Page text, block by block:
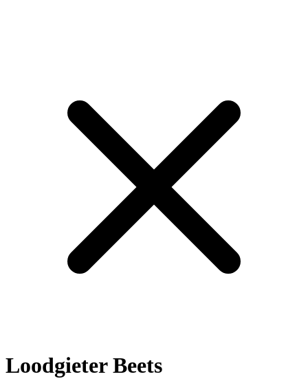
LoodgieterBeets